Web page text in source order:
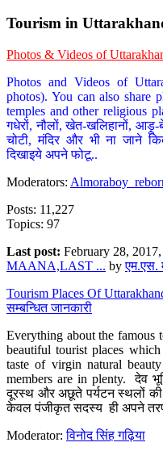
Tourism in
Photos & Videos of
Photos and Videos of
photos). You can also share
temples and other religious
गधेरों, नौलों, खेत-खलिहानों, आड़ू-
चोटी, मंदिर और भी ना जाने
दिखाइये अपने फोटू..
Moderators:
Posts: 11,227
Topics: 97
Last post: February 28,
MAANA,LAST ... byएम.एस.
Tourism Places Of
सम्बन्धित जानकारी
Everything about the famous
beautiful tourist places
taste of virgin natural
members are in plenty. देव
दूरस्थ और अछूते पर्यटन स्थलों
केवल पंजीकृत सदस्य ही अपने
Moderator:विनोद सिंह गढ़िया